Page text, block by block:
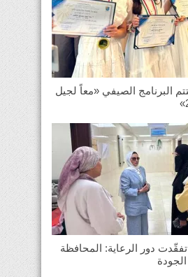
البرنامج الصيفي «معاً لجيل
دور الرعاية: المحافظة